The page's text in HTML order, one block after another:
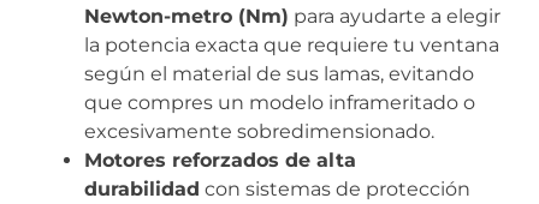
Newton-metro (Nm) para ayudarte a elegir
la potencia exacta que requiere tu ventana
según el material de sus lamas, evitando
que compres un modelo inframeritado o
excesivamente sobredimensionado.
Motores reforzados de alta
durabilidad con sistemas de protección